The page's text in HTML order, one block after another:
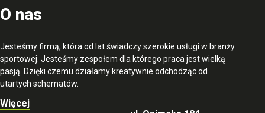
O nas
Jesteśmy firmą, która od lat świadczy szerokie usługi w branży
sportowej. Jesteśmy zespołem dla którego praca jest wielką
pasją. Dzięki czemu działamy kreatywnie odchodząc od
utartych schematów.
Więcej